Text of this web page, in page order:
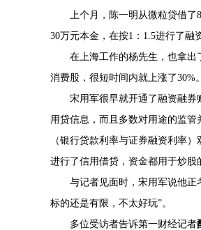
上个月，陈一明从微粒贷借了
30万元本金，在按1：1.5进行了融
在上海工作的杨先生，也拿出
消费股，很短时间内就上涨了30%
宋用军很早就开通了融资融
用贷信息，而且多数对用途的监
（银行贷款利率与证券融资利率
进行了信用借贷，资金都用于炒股
与记者见面时，宋用军说他正
标的还是有限，不太好玩”。
多位受访者告诉第一财经记者